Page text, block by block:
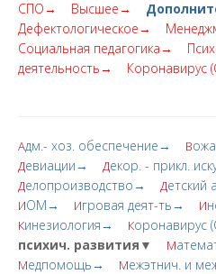
СПО→
Высшее→
Дефектологическое→
Социальная педагогика→
деятельность→
Коронавирус
Адм.- хоз. обеспечение→ В
Девиации→ Декор. - прикл.
Делопроизводство→ Детский
ИОМ→ Игровая деят-ть→ И
Кинезиология→ Коронавирус
психич. развития▼
М
Медпомощь→ Межэтнич. и